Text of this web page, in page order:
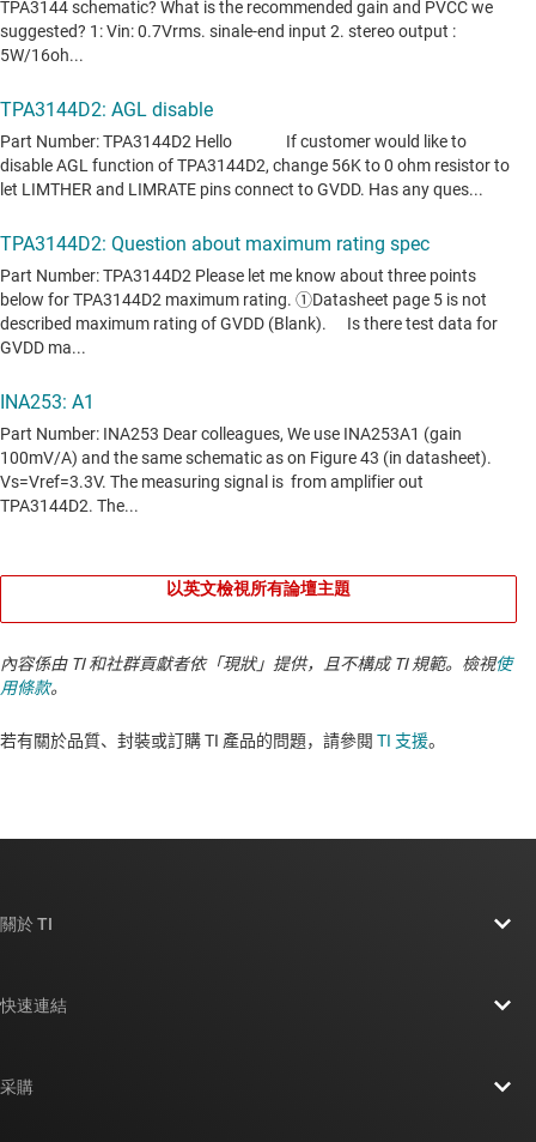
以英文檢視所有論壇主題
內容係由 TI 和社群貢獻者依「現狀」提供，且不構成 TI 規範。檢視使
用條款。
若有關於品質、封裝或訂購 TI 產品的問題，請參閱 TI 支援。​​​​​​​​​​​​​​
關於 TI
快速連結
采購